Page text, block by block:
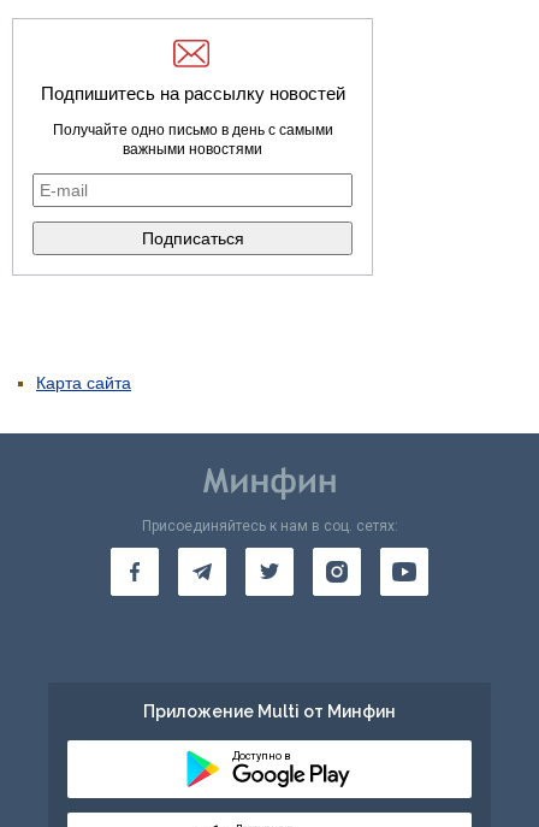
Подпишитесь на рассылку новостей
Получайте одно письмо в день с самыми
важными новостями
Карта сайта
Присоединяйтесь к нам в соц. сетях:
Приложение Multi от Минфин
Доступно в